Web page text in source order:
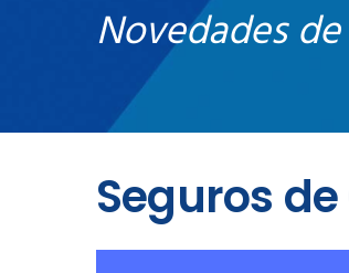
Novedades
Seguros